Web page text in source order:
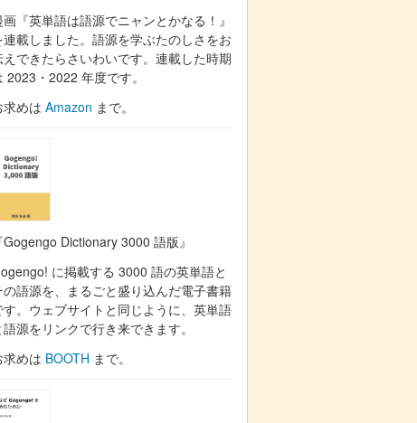
画『英単語は語源でニャンとかなる！』
連載しました。語源を学ぶたのしさをお
えできたらさいわいです。連載した時期
2023・2022 年度です。
求めは Amazon まで。
Gogengo Dictionary 3000 語版』
に掲載する 3000 語の英単語と
の語源を、まるごと盛り込んだ電子書籍
す。ウェブサイトと同じように、英単語
語源をリンクで行き来できます。
求めは BOOTH まで。